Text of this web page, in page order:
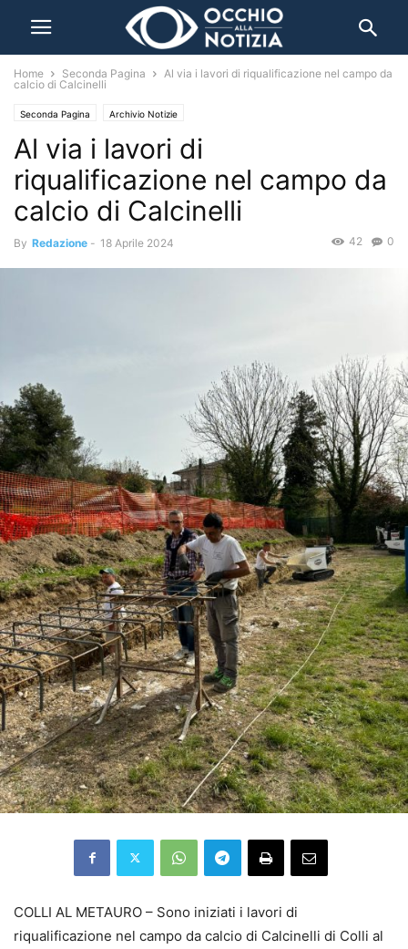
Home Seconda Pagina
Al via i lavori di riqualificazione nel campo da
calcio di Calcinelli
Seconda Pagina Archivio Notizie
Al via i lavori di
riqualificazione nel campo da
calcio di Calcinelli
By Redazione - 18 Aprile 2024 0
42
COLLI AL METAURO – Sono iniziati i lavori di
riqualificazione nel campo da calcio di Calcinelli di Colli al